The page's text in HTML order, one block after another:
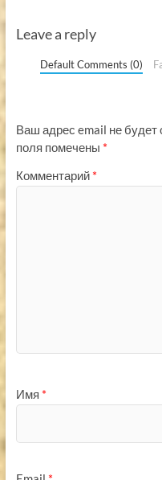
Leave a reply
Default Comments (0)
Ваш адрес email не будет
поля помечены *
Комментарий *
Имя *